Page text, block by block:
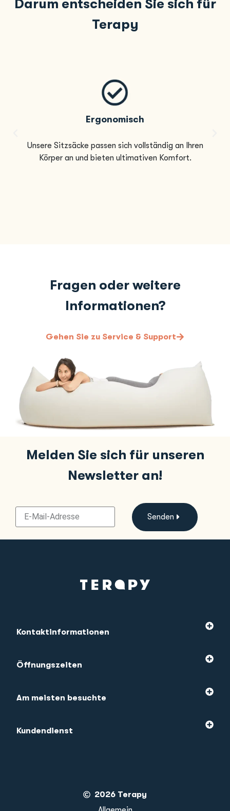
Darum entscheiden Sie sich für
Terapy
Ergonomisch
Unsere Sitzsäcke passen sich vollständig an Ihren
Körper an und bieten ultimativen Komfort.
Fragen oder weitere
Informationen?
Gehen Sie zu Service & Support
Melden Sie sich für unseren
Newsletter an!
Senden
Kontaktinformationen
Öffnungszeiten
Am meisten besuchte
Kundendienst
2026 Terapy